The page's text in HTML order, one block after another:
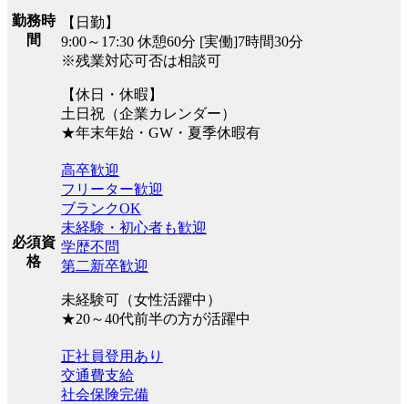
勤務時
間
【日勤】
9:00～17:30 休憩60分 [実働]7時間30分
※残業対応可否は相談可
【休日・休暇】
土日祝（企業カレンダー）
★年末年始・GW・夏季休暇有
必須資
格
高卒歓迎
フリーター歓迎
ブランクOK
未経験・初心者も歓迎
学歴不問
第二新卒歓迎
未経験可（女性活躍中）
★20～40代前半の方が活躍中
正社員登用あり
交通費支給
社会保険完備